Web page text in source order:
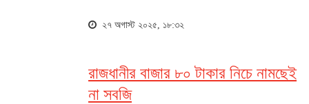
২৭ অগাস্ট ২০২৫, ১৮:৩২
রাজধানীর বাজার ৮০ টাকার নিচে নামছেই
না সবজি